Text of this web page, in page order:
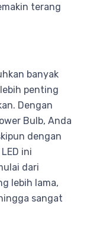
terang
banyak
penting
Dengan
Bulb, Anda
dengan
ini
dari
lebih lama,
sangat